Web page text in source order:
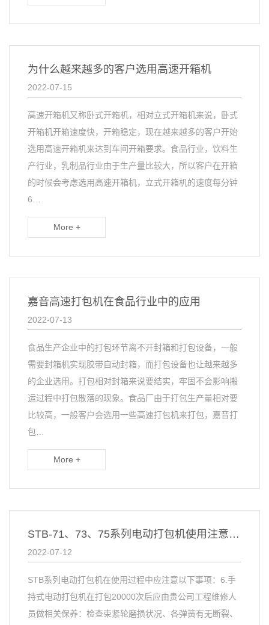
为什么越来越多的客户选用高速开箱机
2022-07-15
高速开箱机又称卧式开箱机，相对立式开箱机来说，卧式
开箱机开箱速度快，开箱稳定，现在越来越多的客户开始
选用高速开箱机来达到车间开箱要求。食品行业，饮料生
产行业，乳制品行业由于生产量比较大，所以客户在开箱
的时候会考虑选用高速开箱机，立式开箱机的速度每分钟
6…
More +
嘉音高速打包机在食品行业中的应用
2022-07-13
食品生产企业中的打包环节离不开封箱和打包设备，一般
需要封箱机实现胶带自动封箱，而打包设备也让越来越多
的企业选用。打包相对封箱来说要结实，牢固不会影响搬
运过程中打包散落的现象。食品厂由于打包生产量相对要
比较高，一般客户会选用一些高速打包机来打包，嘉音打
包…
More +
STB-71、73、75系列电动打包机使用注意事项（二）
2022-07-12
STB系列电动打包机在使用过程中应注意以下事项：6.手
持式电动打包机在打包20000次后应由贵公司工程维修人
员做相关保养：检查束紧轮磨损状况、各弹簧有无断裂、